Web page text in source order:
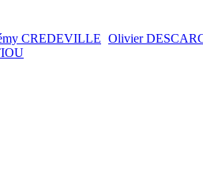
CREDEVILLE Olivier